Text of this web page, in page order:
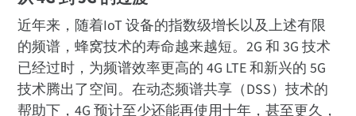
近年来，随着IoT 设备的指数级增长以及上述有限
的频谱，蜂窝技术的寿命越来越短。2G 和 3G 技术
已经过时，为频谱效率更高的 4G LTE 和新兴的 5G
技术腾出了空间。在动态频谱共享（DSS）技术的
帮助下，4G 预计至少还能再使用十年，甚至更久，